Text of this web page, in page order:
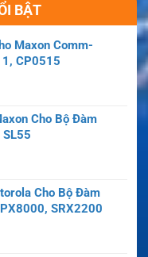
BẬT
Maxon Comm-
CP0515
Cho Bộ Đàm
Cho Bộ Đàm
SRX2200